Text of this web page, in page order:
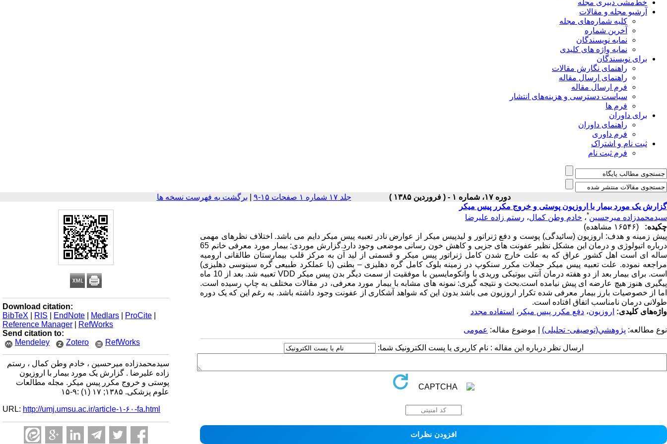
خط‌مشی دبیری مجله
آرشیو مجله و مقالات
کلیه شماره‌های مجله
آخرین شماره
نمایه نویسندگان
نمایه واژه های کلیدی
برای نویسندگان
راهنمای نگارش مقالات
راهنمای ارسال مقاله
فرم ارسال مقاله
سیاست دسترسی و هزینه‌های انتشار
فرم ها
برای داوران
راهنمای داوران
فرم داوری
ثبت نام و اشتراک
فرم ثبت نام
دوره ۱۷، شماره ۱ - ( فروردين ۱۳۸۵ ) جلد ۱۷ شماره ۱ صفحات ۱۵-۹ برگشت به فهرست نسخه ها
Download citation:
BibTeX
RIS EndNote Medlars ProCite
Reference Manager
RefWorks
Send citation to:
Mendeley
Zotero RefWorks
سیدمحمدزاده میرحسین ، خادم وطن کمال ، رستم
زاده علیرضا . گزارش یک مورد بیمار با اروزیون
پوستی و خروج مکرر پیس میکر. مجله مطالعات
علوم پزشکی. ۱۳۸۵; ۱۷ (۱) :۹-۱۵
URL: http://umj.umsu.ac.ir/article-۱-۶۰-fa.html
گزارش یک مورد بیمار با اروزیون پوستی و خروج مکرر پیس میکر
سیدمحمدزاده میرحسین*، خادم وطن کمال، رستم زاده علیرضا
چکیده:
(۱۶۵۴۶ مشاهده)
پیش زمینه و هدف: اروزیون (سائیدگی) پوست و دفع ژنراتور و لیدپیس میکر از عوارض نادر تعبیه پیس میکر دایم می باشد. اختلاف نظرهای مهمی
درباره اتیولوژی و درمان این مشکل نظیر عفونت های جزیی و کاهش خون رسانی موضعی وجود دارد.گزارش موردی: بیمار مورد معرفی خانم 65
ساله ای است اهل کشور عراق که به علت خارج شدن کامل ژنراتور پیس میکر و قسمتی از لید آن به مرکز قلب بیمارستان طالقانی ارومیه
مراجعه نموده. علت تعبیه پیس میکر حملات مکرر سنکوپ در زمینه بلوک کامل گره دهلیزی – بطنی (با عملکرد طبیعی گره سینوسی دهلیزی)
است. برای بیمار بعد از دو هفته درمان آنتی بیوتیکی وریدی با وانکومایسین با موفقیت از سمت دیگر بدن پیس میکر VDD تعبیه شد. بعد از 10 ماه
پیگیری هنوز هیچ عارضه ای پیش نیامده است.بحث و نتیجه گیری: نمونه های مشابه با بیمار مورد معرفی، در مقالات مختلف به چاپ رسیده است.
اما از خصوصیات بارز بیمار معرفی شده تکرار اروزیون می باشد بدون این که شواهد آشکاری از عفونت وجود داشته باشد. به رغم این که یک دوره
طولانی درمان نامناسب اتفاق افتاده است.
واژه‌های کلیدی: اروزیون، دفع مکرر پیس میکر ، استفاده مجدد
نوع مطالعه: پژوهشي(توصیفی- تحلیلی) | موضوع مقاله: عمومى
ارسال نظر درباره این مقاله : نام کاربری یا پست الکترونیک شما: